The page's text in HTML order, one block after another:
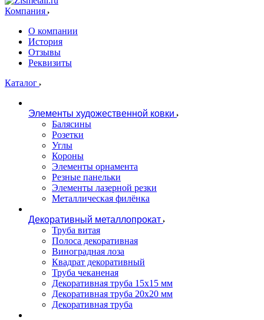
Компания
О компании
История
Отзывы
Реквизиты
Каталог
Элементы художественной ковки
Балясины
Розетки
Углы
Короны
Элементы орнамента
Резные панельки
Элементы лазерной резки
Металлическая филёнка
Декоративный металлопрокат
Труба витая
Полоса декоративная
Виноградная лоза
Квадрат декоративный
Труба чеканеная
Декоративная труба 15х15 мм
Декоративная труба 20х20 мм
Декоративная труба